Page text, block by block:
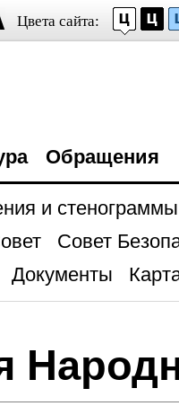
Цвета сайта:
Обращения
и стенограммы
Совет
Документы